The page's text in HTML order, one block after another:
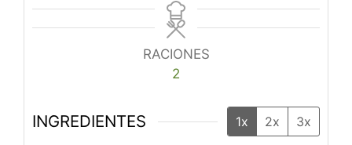
RACIONES
2
INGREDIENTES 1x 2x 3x